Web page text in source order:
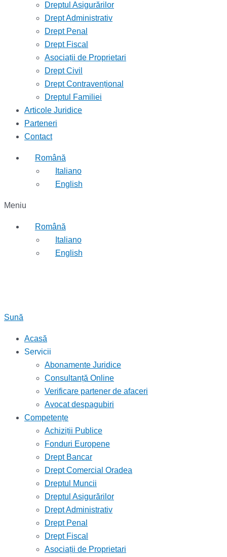
Dreptul Asigurărilor
Drept Administrativ
Drept Penal
Drept Fiscal
Asociații de Proprietari
Drept Civil
Drept Contravențional
Dreptul Familiei
Articole Juridice
Parteneri
Contact
Română
Italiano
English
Meniu
Română
Italiano
English
Sună
Acasă
Servicii
Abonamente Juridice
Consultanță Online
Verificare partener de afaceri
Avocat despagubiri
Competențe
Achiziții Publice
Fonduri Europene
Drept Bancar
Drept Comercial Oradea
Dreptul Muncii
Dreptul Asigurărilor
Drept Administrativ
Drept Penal
Drept Fiscal
Asociații de Proprietari